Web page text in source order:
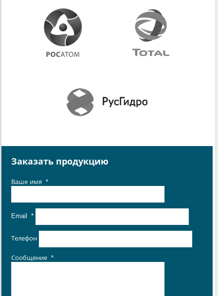
Заказать продукцию
Ваше имя *
Email *
Телефон
Сообщение *